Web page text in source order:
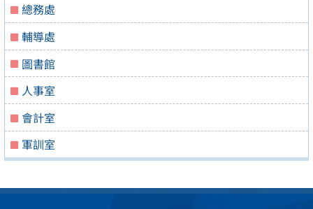
總務處
輔導處
圖書館
人事室
會計室
軍訓室